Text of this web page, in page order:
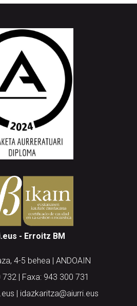
- Erroitz BM
4-5 behea | ANDOAIN
732 | Faxa: 943 300 731
| idazkaritza@aiurri.eus